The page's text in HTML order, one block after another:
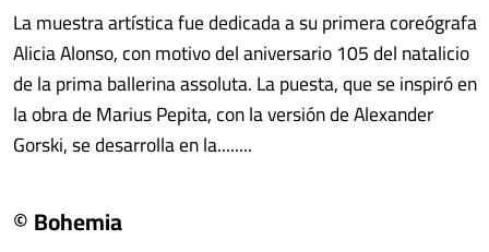
La muestra artística fue dedicada a su primera coreógrafa
Alicia Alonso, con motivo del aniversario 105 del natalicio
de la prima ballerina assoluta. La puesta, que se inspiró en
la obra de Marius Pepita, con la versión de Alexander
Gorski, se desarrolla en la........
© Bohemia